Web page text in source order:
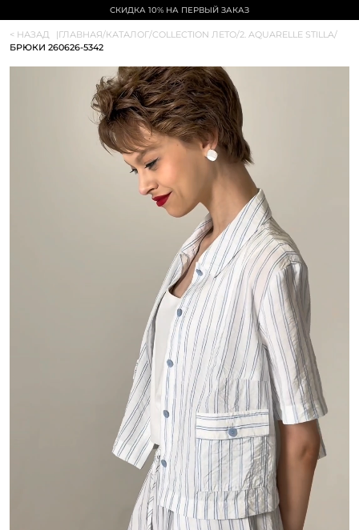
СКИДКА 10% НА ПЕРВЫЙ ЗАКАЗ
< НАЗАД |ГЛАВНАЯ/КАТАЛОГ/COLLECTION ЛЕТО/2. AQUARELLE STILLA/
БРЮКИ 260626-5342